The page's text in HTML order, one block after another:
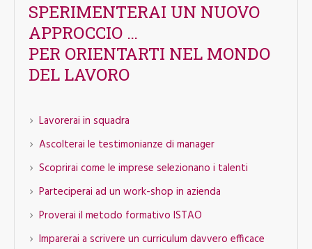
SPERIMENTERAI UN NUOVO
APPROCCIO …
PER ORIENTARTI NEL MONDO
DEL LAVORO
Lavorerai in squadra
Ascolterai le testimonianze di manager
Scoprirai come le imprese selezionano i talenti
Parteciperai ad un work-shop in azienda
Proverai il metodo formativo ISTAO
Imparerai a scrivere un curriculum davvero efficace